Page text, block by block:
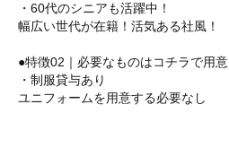
・60代のシニアも活躍中！
幅広い世代が在籍！活気ある社風！
●特徴02｜必要なものはコチラで用意
・制服貸与あり
ユニフォームを用意する必要なし